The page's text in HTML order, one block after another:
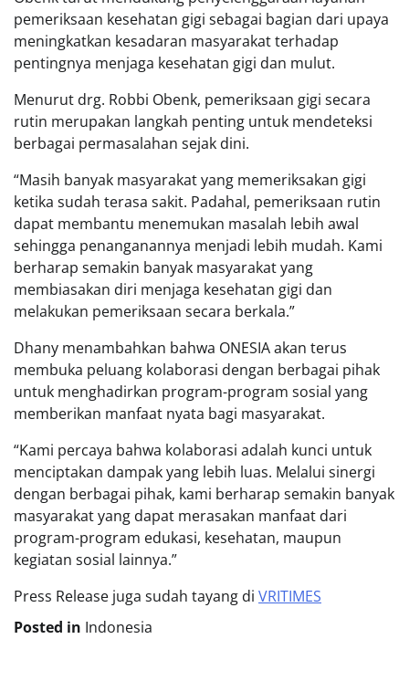
pemeriksaan kesehatan gigi sebagai bagian dari upaya
meningkatkan kesadaran masyarakat terhadap
pentingnya menjaga kesehatan gigi dan mulut.
Menurut drg. Robbi Obenk, pemeriksaan gigi secara
rutin merupakan langkah penting untuk mendeteksi
berbagai permasalahan sejak dini.
“Masih banyak masyarakat yang memeriksakan gigi
ketika sudah terasa sakit. Padahal, pemeriksaan rutin
dapat membantu menemukan masalah lebih awal
sehingga penanganannya menjadi lebih mudah. Kami
berharap semakin banyak masyarakat yang
membiasakan diri menjaga kesehatan gigi dan
melakukan pemeriksaan secara berkala.”
Dhany menambahkan bahwa ONESIA akan terus
membuka peluang kolaborasi dengan berbagai pihak
untuk menghadirkan program-program sosial yang
memberikan manfaat nyata bagi masyarakat.
“Kami percaya bahwa kolaborasi adalah kunci untuk
menciptakan dampak yang lebih luas. Melalui sinergi
dengan berbagai pihak, kami berharap semakin banyak
masyarakat yang dapat merasakan manfaat dari
program-program edukasi, kesehatan, maupun
kegiatan sosial lainnya.”
Press Release juga sudah tayang di VRITIMES
Posted in Indonesia